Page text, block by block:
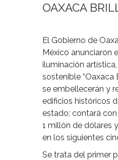
OAXACA
El Gobierno de
México anunciaron
iluminación
sostenible “Oaxaca
se embellecerán y
edificios históricos
estado; contará
1 millón de dólares
en los siguientes
Se trata del primer